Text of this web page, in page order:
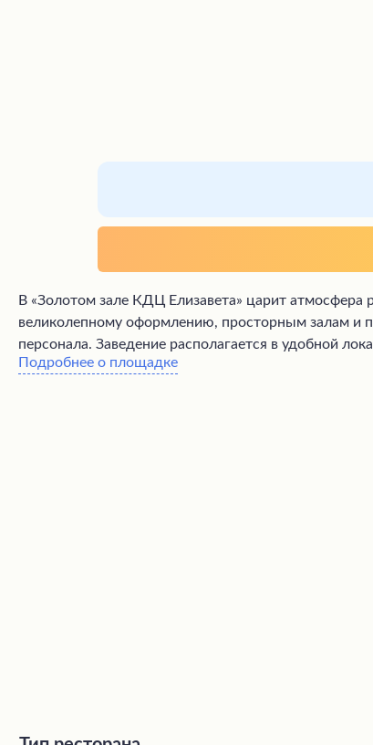
В «Золотом зале КДЦ Елизавета» царит
великолепному оформлению, просторным залам и
персонала. Заведение располагается в удобной
мелочей, чтобы гости чувствовали себя комфортно
Подробнее о площадке